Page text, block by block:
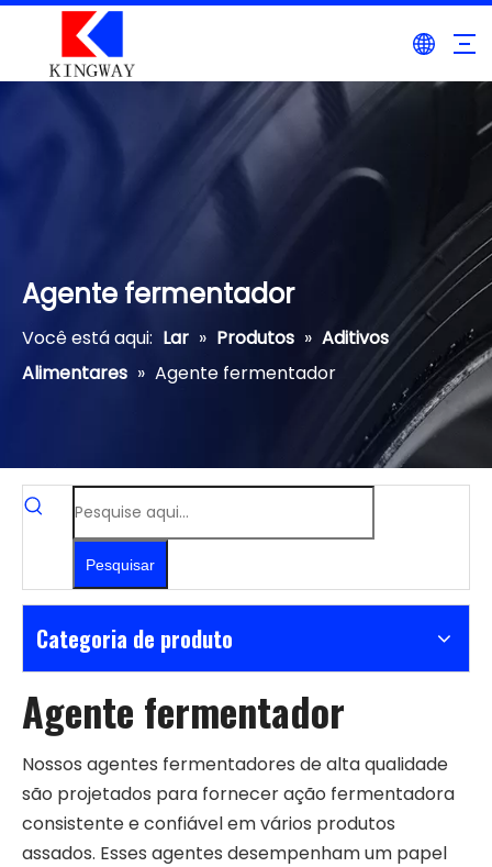
Agente fermentador
Você está aqui: Lar » Produtos » Aditivos
Alimentares » Agente fermentador
Pesquisar
Categoria de produto
Agente fermentador
Nossos agentes fermentadores de alta qualidade
são projetados para fornecer ação fermentadora
consistente e confiável em vários produtos
assados. Esses agentes desempenham um papel